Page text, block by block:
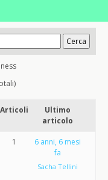
Articoli
Ultimo
articolo
1
6 anni, 6 mesi
fa
Sacha Tellini